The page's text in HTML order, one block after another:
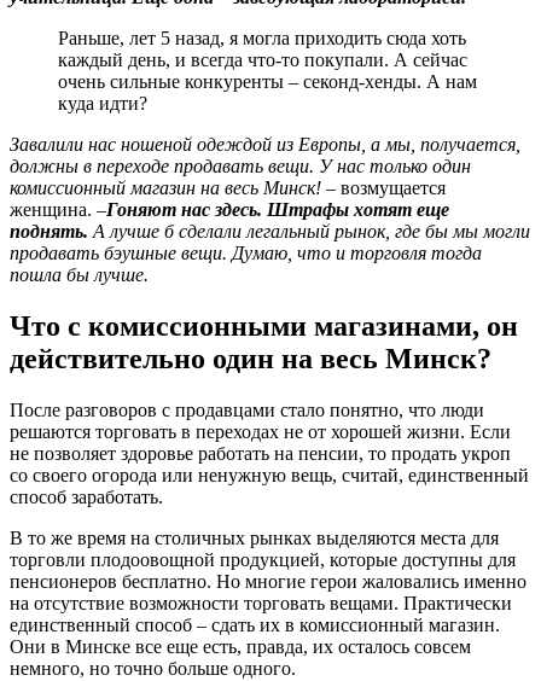
Раньше, лет 5 назад, я могла приходить сюда хоть
каждый день, и всегда что-то покупали. А сейчас
очень сильные конкуренты – секонд-хенды. А нам
куда идти?
Завалили нас ношеной одеждой из Европы, а мы, получается,
должны в переходе продавать вещи. У нас только один
комиссионный магазин на весь Минск! – возмущается
женщина. –Гоняют нас здесь. Штрафы хотят еще
поднять. А лучше б сделали легальный рынок, где бы мы могли
продавать бэушные вещи. Думаю, что и торговля тогда
пошла бы лучше.
Что с комиссионными магазинами, он
действительно один на весь Минск?
После разговоров с продавцами стало понятно, что люди
решаются торговать в переходах не от хорошей жизни. Если
не позволяет здоровье работать на пенсии, то продать укроп
со своего огорода или ненужную вещь, считай, единственный
способ заработать.
В то же время на столичных рынках выделяются места для
торговли плодоовощной продукцией, которые доступны для
пенсионеров бесплатно. Но многие герои жаловались именно
на отсутствие возможности торговать вещами. Практически
единственный способ – сдать их в комиссионный магазин.
Они в Минске все еще есть, правда, их осталось совсем
немного, но точно больше одного.